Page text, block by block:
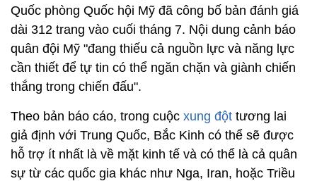
Quốc phòng Quốc hội Mỹ đã công bố bản đánh giá
dài 312 trang vào cuối tháng 7. Nội dung cảnh báo
quân đội Mỹ "đang thiếu cả nguồn lực và năng lực
cần thiết để tự tin có thể ngăn chặn và giành chiến
thắng trong chiến đấu".
Theo bản báo cáo, trong cuộc xung đột tương lai
giả định với Trung Quốc, Bắc Kinh có thể sẽ được
hỗ trợ ít nhất là về mặt kinh tế và có thể là cả quân
sự từ các quốc gia khác như Nga, Iran, hoặc Triều